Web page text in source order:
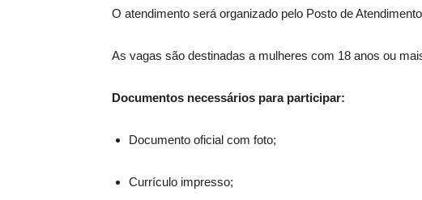
O atendimento será organizado pelo Posto de
As vagas são destinadas a mulheres com 18 anos ou
Documentos necessários para participar:
Documento oficial com foto;
Currículo impresso;